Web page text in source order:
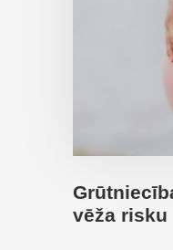
vēža risku